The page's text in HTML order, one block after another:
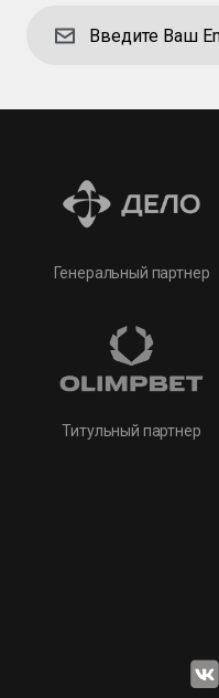
Генеральный партнер
Титульный партнер